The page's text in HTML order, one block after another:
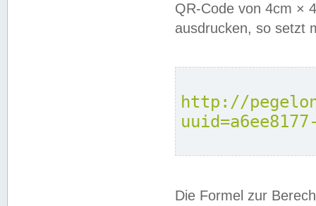
QR-Code von 4cm ×
ausdrucken, so setzt
http://
Die Formel zur